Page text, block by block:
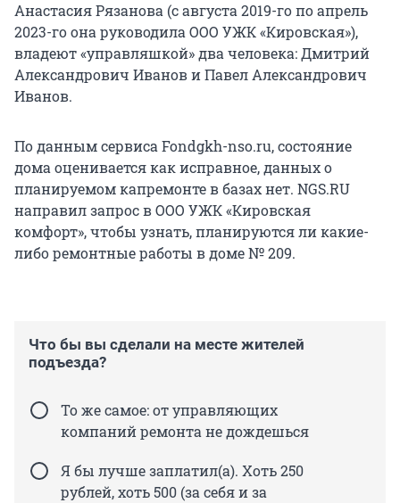
Анастасия Рязанова (с августа 2019-го по апрель
2023-го она руководила ООО УЖК «Кировская»),
владеют «управляшкой» два человека: Дмитрий
Александрович Иванов и Павел Александрович
Иванов.
По данным сервиса Fondgkh-nso.ru, состояние
дома оценивается как исправное, данных о
планируемом капремонте в базах нет. NGS.RU
направил запрос в ООО УЖК «Кировская
комфорт», чтобы узнать, планируются ли какие-
либо ремонтные работы в доме № 209.
Что бы вы сделали на месте жителей
подъезда?
То же самое: от управляющих
компаний ремонта не дождешься
Я бы лучше заплатил(а). Хоть 250
рублей, хоть 500 (за себя и за